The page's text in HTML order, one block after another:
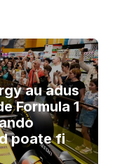
au adus
Formula 1
poate fi